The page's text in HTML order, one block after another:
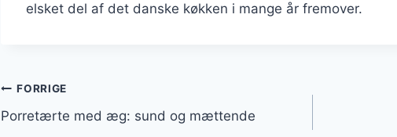
elsket del af det danske køkken i mange år fremover.
Indlægsnavigation
FORRIGE
Porretærte med æg: sund og mættende